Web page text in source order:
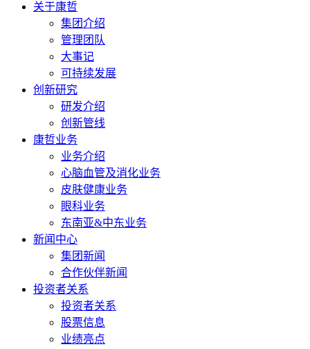
关于康哲
集团介绍
管理团队
大事记
可持续发展
创新研究
研发介绍
创新管线
康哲业务
业务介绍
心脑血管及消化业务
皮肤健康业务
眼科业务
东南亚&中东业务
新闻中心
集团新闻
合作伙伴新闻
投资者关系
投资者关系
股票信息
业绩亮点